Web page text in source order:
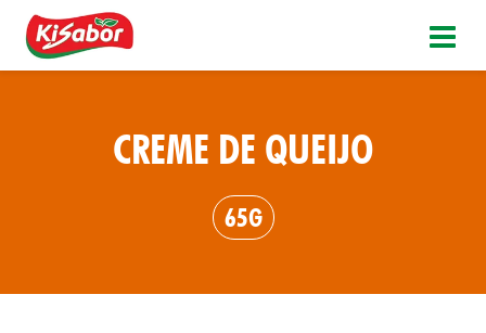
CREME DE QUEIJO
65G